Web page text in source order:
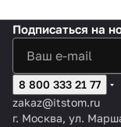
Подписаться на
8 800 333 21 77
zakaz@itstom.ru
г. Москва, ул.